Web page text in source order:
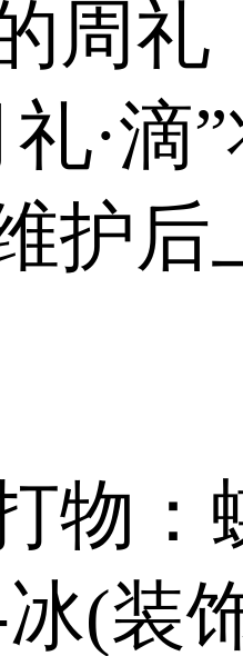
礼
·滴
护后
：
(装